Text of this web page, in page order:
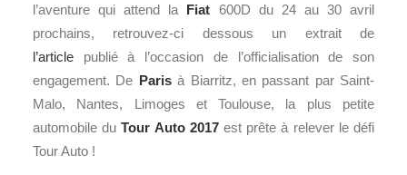
l’aventure qui attend la Fiat 600D du 24 au 30 avril
prochains, retrouvez-ci dessous un extrait de
l’article publié à l’occasion de l’officialisation de son
engagement. De Parisà Biarritz, en passant par Saint-
Malo, Nantes, Limoges et Toulouse, la plus petite
automobile duTour Auto 2017est prête à relever le défi
Tour Auto !